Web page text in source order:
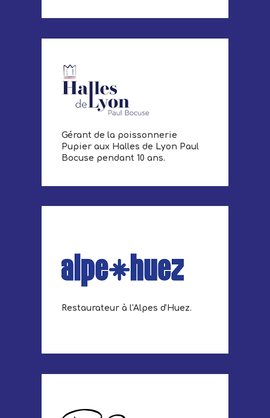
Gérant de la poissonnerie
Pupier aux Halles de Lyon Paul
Bocuse pendant 10 ans.
Restaurateur à l'Alpes d'Huez.